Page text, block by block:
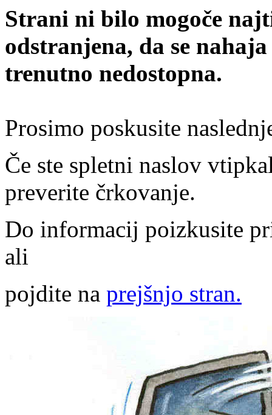
Strani ni bilo mogoče
odstranjena, da se
trenutno nedostopna.
Prosimo poskusite
Če ste spletni naslov
preverite črkovanje.
Do informacij poizkusite
ali
pojdite na prejšnjo stran.